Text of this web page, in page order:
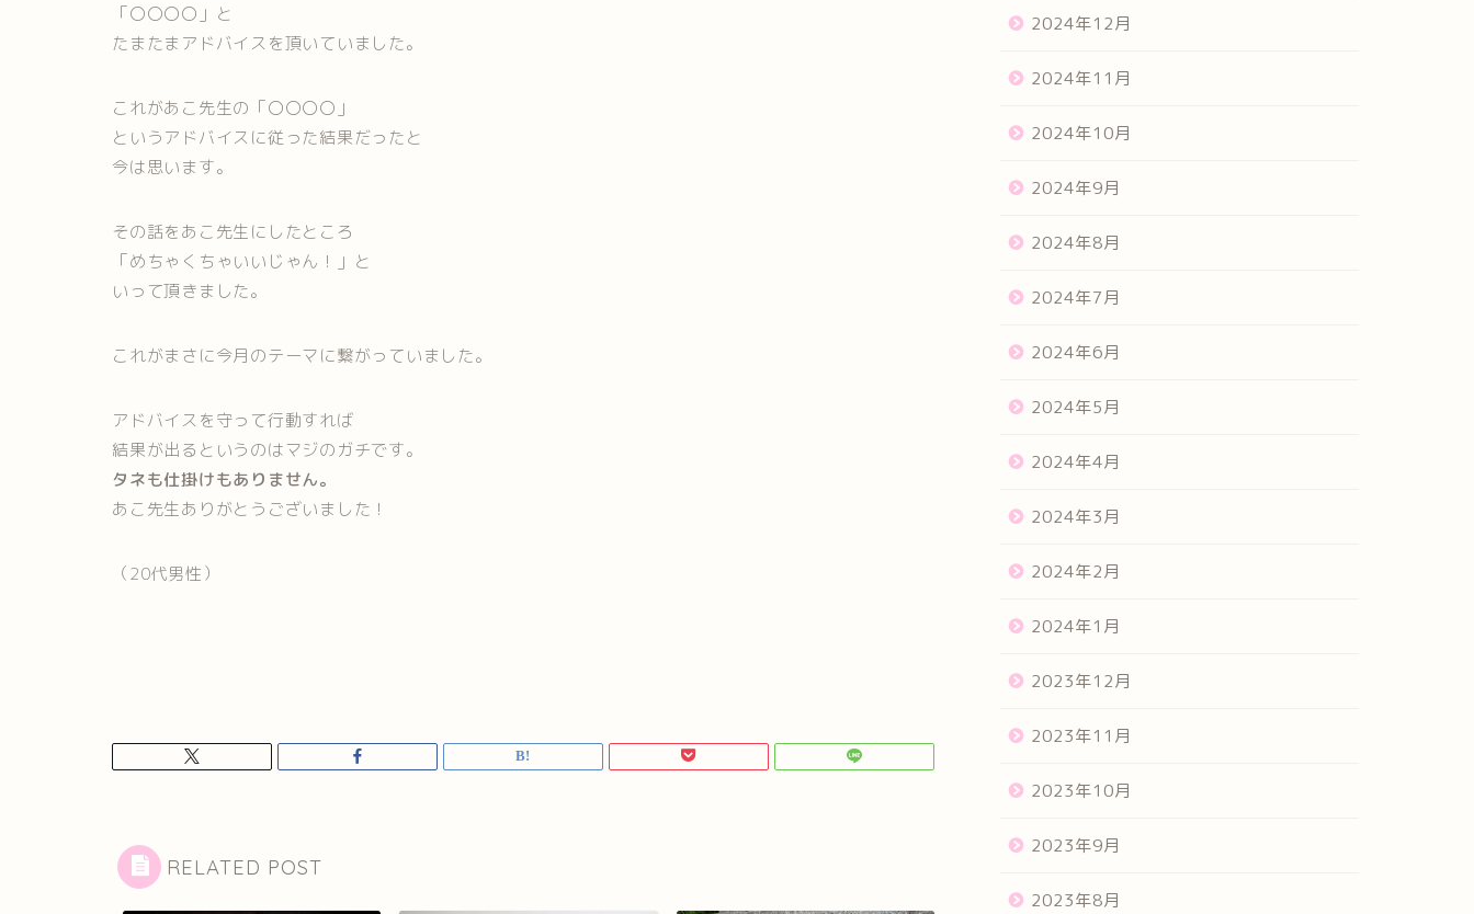
「〇〇〇〇」と
たまたまアドバイスを頂いていました。
これがあこ先生の「〇〇〇〇」
というアドバイスに従った結果だったと
今は思います。
その話をあこ先生にしたところ
「めちゃくちゃいいじゃん！」と
いって頂きました。
これがまさに今月のテーマに繋がっていました。
アドバイスを守って行動すれば
結果が出るというのはマジのガチです。
タネも仕掛けもありません。
あこ先生ありがとうございました！
（20代男性）
RELATED POST
2024年12月
2024年11月
2024年10月
2024年9月
2024年8月
2024年7月
2024年6月
2024年5月
2024年4月
2024年3月
2024年2月
2024年1月
2023年12月
2023年11月
2023年10月
2023年9月
2023年8月